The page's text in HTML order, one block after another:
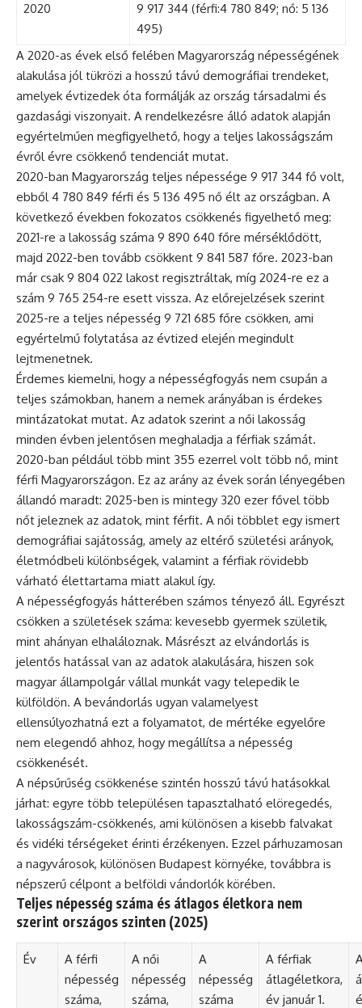
2020
9 917 344 (férfi:4 780 849; nő: 5 136
495)
A 2020-as évek első felében Magyarország népességének
alakulása jól tükrözi a hosszú távú demográfiai trendeket,
amelyek évtizedek óta formálják az ország társadalmi és
gazdasági viszonyait. A rendelkezésre álló adatok alapján
egyértelműen megfigyelhető, hogy a teljes lakosságszám
évről évre csökkenő tendenciát mutat.
2020-ban Magyarország teljes népessége 9 917 344 fő volt,
ebből 4 780 849 férfi és 5 136 495 nő élt az országban. A
következő években fokozatos csökkenés figyelhető meg:
2021-re a lakosság száma 9 890 640 főre mérséklődött,
majd 2022-ben tovább csökkent 9 841 587 főre. 2023-ban
már csak 9 804 022 lakost regisztráltak, míg 2024-re ez a
szám 9 765 254-re esett vissza. Az előrejelzések szerint
2025-re a teljes népesség 9 721 685 főre csökken, ami
egyértelmű folytatása az évtized elején megindult
lejtmenetnek.
Érdemes kiemelni, hogy a népességfogyás nem csupán a
teljes számokban, hanem a nemek arányában is érdekes
mintázatokat mutat. Az adatok szerint a női lakosság
minden évben jelentősen meghaladja a férfiak számát.
2020-ban például több mint 355 ezerrel volt több nő, mint
férfi Magyarországon. Ez az arány az évek során lényegében
állandó maradt: 2025-ben is mintegy 320 ezer fővel több
nőt jeleznek az adatok, mint férfit. A női többlet egy ismert
demográfiai sajátosság, amely az eltérő születési arányok,
életmódbeli különbségek, valamint a férfiak rövidebb
várható élettartama miatt alakul így.
A népességfogyás hátterében számos tényező áll. Egyrészt
csökken a születések száma: kevesebb gyermek születik,
mint ahányan elhaláloznak. Másrészt az elvándorlás is
jelentős hatással van az adatok alakulására, hiszen sok
magyar állampolgár vállal munkát vagy telepedik le
külföldön. A bevándorlás ugyan valamelyest
ellensúlyozhatná ezt a folyamatot, de mértéke egyelőre
nem elegendő ahhoz, hogy megállítsa a népesség
csökkenését.
A népsűrűség csökkenése szintén hosszú távú hatásokkal
járhat: egyre több településen tapasztalható elöregedés,
lakosságszám-csökkenés, ami különösen a kisebb falvakat
és vidéki térségeket érinti érzékenyen. Ezzel párhuzamosan
a nagyvárosok, különösen Budapest környéke, továbbra is
népszerű célpont a belföldi vándorlók körében.
Teljes népesség száma és átlagos életkora nem
szerint országos szinten (2025)
Év
A férfi
népesség
száma,
A női
népesség
száma,
A
népesség
száma
A férfiak
átlagéletkora,
év január 1.